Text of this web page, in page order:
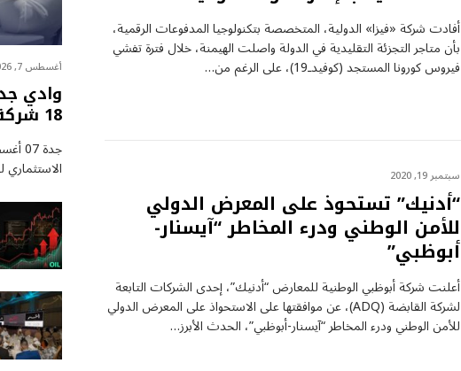
أفادت شركة «فيزا» الدولية، المتخصصة بتكنولوجيا المدفوعات الرقمية،
بأن متاجر التجزئة التقليدية في الدولة واصلت الهيمنة، خلال فترة تفشي
فيروس كورونا المستجد (كوفيدـ19)، على الرغم من…
سبتمبر 19, 2020
“أدنيك” تستحوذ على المعرض الدولي
للأمن الوطني ودرء المخاطر “آيسنار-
أبوظبي”
أعلنت شركة أبوظبي الوطنية للمعارض “أدنيك”، إحدى الشركات التابعة
لشركة القابضة (ADQ)، عن موافقتها على الاستحواذ على المعرض الدولي
للأمن الوطني ودرء المخاطر “آيسنار-أبوظبي”، الحدث الأبرز…
أغسطس 7, 2026
وادي
18 شركة ناشئة للاستثمار والاحتضان